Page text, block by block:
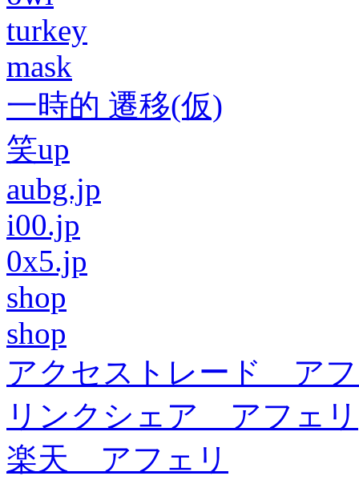
turkey
mask
一時的 遷移(仮)
笑up
aubg.jp
i00.jp
0x5.jp
shop
shop
アクセストレード ア
リンクシェア アフェリ
楽天 アフェリ